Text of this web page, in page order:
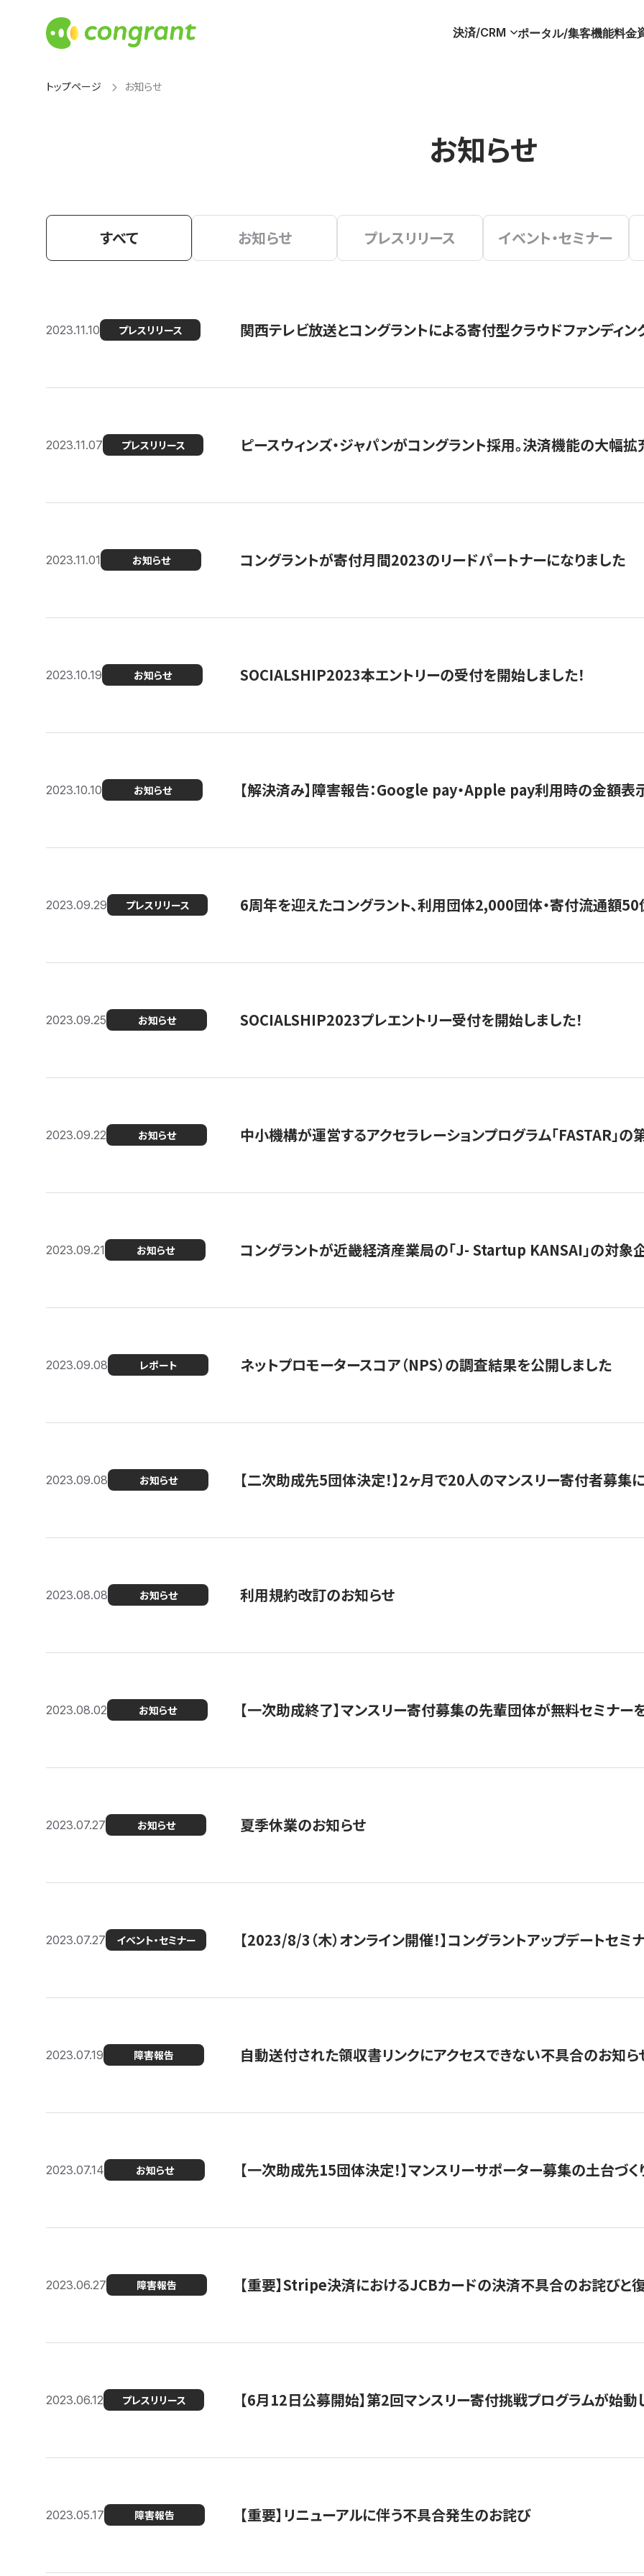
決済/CRM ポータル/集客機能料金
トップページ お知らせ
お知らせ
すべて お知らせ プレスリリース イベント・セミナー
2023.11.10 プレスリリース 関西テレビ放送とコングラントによる寄付型クラウドファンディ
2023.11.07 プレスリリース ピースウィンズ・ジャパンがコングラント採用。決済機能の大幅
2023.11.01 お知らせ コングラントが寄付月間2023のリードパートナーになりました
2023.10.19 お知らせ SOCIALSHIP2023本エントリーの受付を開始しました！
2023.10.10 お知らせ 【解決済み】障害報告：Google pay・Apple pay利用時の金額表
2023.09.29 プレスリリース 6周年を迎えたコングラント、利用団体2,000団体・寄付流通額50
2023.09.25 お知らせ SOCIALSHIP2023プレエントリー受付を開始しました！
2023.09.22 お知らせ 中小機構が運営するアクセラレーションプログラム「FASTAR」
2023.09.21 お知らせ コングラントが近畿経済産業局の「J- Startup KANSAI」の対象
2023.09.08 レポート ネットプロモータースコア（NPS）の調査結果を公開しました
2023.09.08 お知らせ 【二次助成先5団体決定！】2ヶ月で20人のマンスリー寄付者募集
2023.08.08 お知らせ 利用規約改訂のお知らせ
2023.08.02 お知らせ 【一次助成終了】マンスリー寄付募集の先輩団体が無料セミナー
2023.07.27 お知らせ 夏季休業のお知らせ
2023.07.27 イベント・セミナー 【2023/8/3（木）オンライン開催！】コングラントアップデートセ
2023.07.19 障害報告 自動送付された領収書リンクにアクセスできない不具合のお知ら
2023.07.14 お知らせ 【一次助成先15団体決定！】マンスリーサポーター募集の土台づ
2023.06.27 障害報告 【重要】Stripe決済におけるJCBカードの決済不具合のお詫びと
2023.06.12 プレスリリース 【6月12日公募開始】第2回マンスリー寄付挑戦プログラムが始動
2023.05.17 障害報告 【重要】リニューアルに伴う不具合発生のお詫び